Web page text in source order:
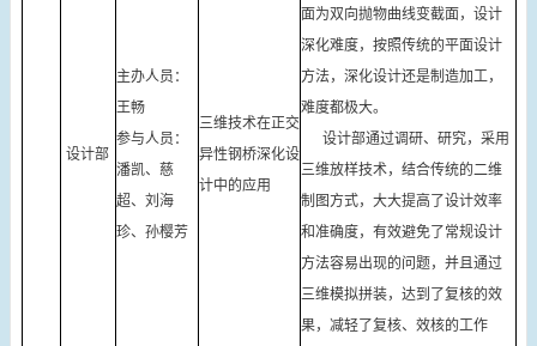
设计部
主办人员：
王畅
参与人员：
潘凯、慈
超、刘海
珍、孙樱芳
三维技术在正交
异性钢桥深化设
计中的应用
面为双向抛物曲线变截面，设计
深化难度，按照传统的平面设计
方法，深化设计还是制造加工，
难度都极大。
设计部通过调研、研究，采用
三维放样技术，结合传统的二维
制图方式，大大提高了设计效率
和准确度，有效避免了常规设计
方法容易出现的问题，并且通过
三维模拟拼装，达到了复核的效
果，减轻了复核、效核的工作